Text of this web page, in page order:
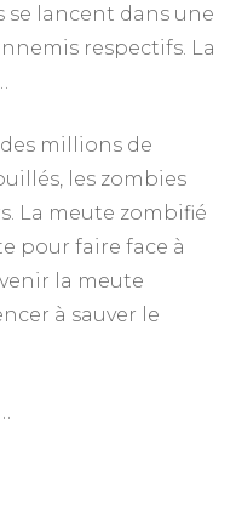
se lancent dans une
respectifs. La
millions de
les zombies
La meute zombifié
pour faire face à
la meute
à sauver le